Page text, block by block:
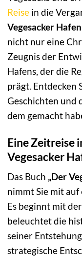
Reise in die
Vegesacker
nicht nur eine
Zeugnis der
Hafens, der die
prägt. Entdecken
Geschichten und
dem gemacht
Eine Zeitreise
Vegesacker
Das Buch „Der
nimmt Sie mit
Es beginnt mit
beleuchtet die
seiner
strategische